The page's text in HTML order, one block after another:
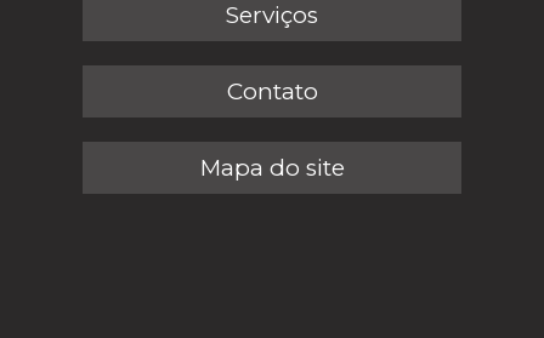
Serviços
Contato
Mapa do site